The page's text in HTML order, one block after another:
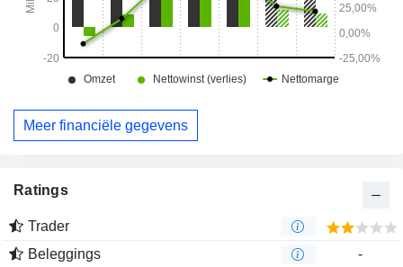
Meer financiële gegevens
Ratings
Trader
Beleggings
-